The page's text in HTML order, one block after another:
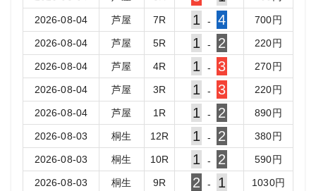
2026-08-04 芦屋 7R 1 - 4 700円
2026-08-04 芦屋 5R 1 - 2 220円
2026-08-04 芦屋 4R 1 - 3 270円
2026-08-04 芦屋 3R 1 - 3 220円
2026-08-04 芦屋 1 R 1 - 2 890円
2026-08-03 桐生 12R 1 - 2 380円
2026-08-03 桐生 10R 1 - 2 590円
2026-08-03 桐生 9R 2 - 1 1030円